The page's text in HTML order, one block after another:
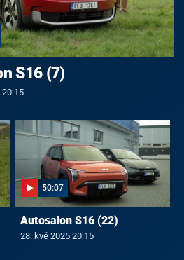
S16 (7)
20:15
50:07
Autosalon S16 (22)
28. kvě 2025 20:15